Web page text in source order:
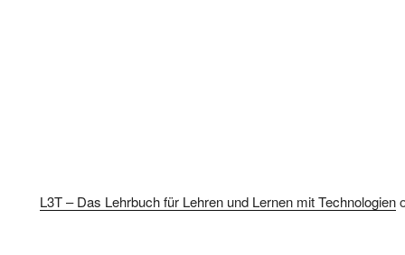
L3T – Das Lehrbuch für Lehren und Lernen mit Technologien